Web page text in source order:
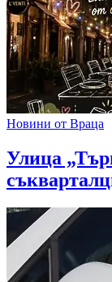
Новини от Враца
Улица